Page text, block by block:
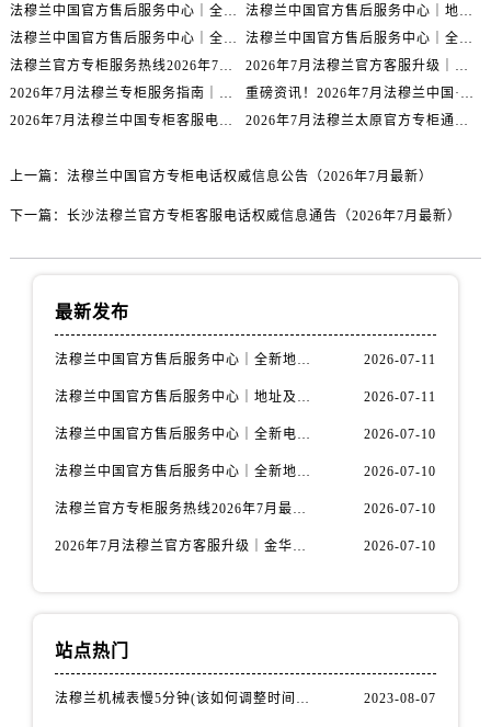
山东省潍坊市奎文区东风东街法穆兰售后服务中心（需提前预约）
山东省枣庄市滕州市北辛路与善国路交叉口法穆兰售后服务中心（需提前预约）
山东省淄博市张店区金晶大道法穆兰售后服务中心（需提前预约）
上海市黄浦区南京东路299号宏伊国际广场写字楼8层806室法穆兰售后服务中心（需提前预约）
浙江省嘉兴市南湖区广益路705号嘉兴世界贸易中心A座13层1304室法穆兰售后服务中心（需提前预约）
浙江省金华市金东区东市南街777号金华万达广场4号楼22楼2209室法穆兰售后服务中心（需提前预约）
澳门省路氹城市金光大道法穆兰售后服务中心（需提前预约）
法穆兰中国官方售后服务中心｜全新地址与售后热线权威信息通知（2026年7月最新）
法穆兰中国官方售后服务中心｜地址及24小时服务电话权威信息声明（2026年7月最新）
法穆兰中国官方售后服务中心｜全新电话和完整维修地址权威信息公示（2026年7月最新）
法穆兰中国官方售后服务中心｜全新地址及服务热线权威信息通知（2026年7月最新）
法穆兰官方专柜服务热线2026年7月最新中国区客户指南与通知
2026年7月法穆兰官方客服升级｜金华专柜服务热线与门店信息全公示
2026年7月法穆兰专柜服务指南｜金华官方客服热线+门店信息重磅核验
重磅资讯！2026年7月法穆兰中国·福州官方专柜名录及客户热线权威发布
2026年7月法穆兰中国专柜客服电话公布｜官方专柜信息核验攻略
2026年7月法穆兰太原官方专柜通知｜服务热线与客户支持渠道全面公开
上一篇： 法穆兰中国官方专柜电话权威信息公告（2026年7月最新）
下一篇： 长沙法穆兰官方专柜客服电话权威信息通告（2026年7月最新）
最新发布
法穆兰中国官方售后服务中心｜全新地址与售后热线权威信息通知（2026年7月最新） 2026-07-11
法穆兰中国官方售后服务中心｜地址及24小时服务电话权威信息声明（2026年7月最新） 2026-07-11
法穆兰中国官方售后服务中心｜全新电话和完整维修地址权威信息公示（2026年7月最新） 2026-07-10
法穆兰中国官方售后服务中心｜全新地址及服务热线权威信息通知（2026年7月最新） 2026-07-10
法穆兰官方专柜服务热线2026年7月最新中国区客户指南与通知 2026-07-10
2026年7月法穆兰官方客服升级｜金华专柜服务热线与门店信息全公示 2026-07-10
站点热门
法穆兰机械表慢5分钟(该如何调整时间准确性) 2023-08-07